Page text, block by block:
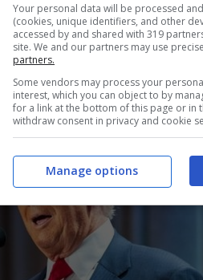
un signore
creerebbe “un conflitto
di Musk e quelli della
Your personal data will be processed
(cookies, unique identifiers, and other
accessed by and shared with 319
site. We and our partners may use
partners.
Some vendors may process your
interest, which you can object to by
for a link at the bottom of this page or in
withdraw consent in privacy and cookie
Manage options